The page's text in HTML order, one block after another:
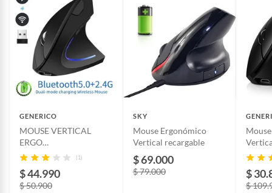
Forma de uso Vertical
Dimensiones 12cm x 7cm x 6cm
País de origen China
Garantía del
proveedor
1 mes
GENERICO
MOUSE VERTICAL
ERGO
INALAMBRICO+USB+R
TH+24G DUAL
(1)
$ 44.990
$ 50.900
SKY
Mouse Ergonómico
Vertical recargable
$ 69.000
$ 79.000 $
$